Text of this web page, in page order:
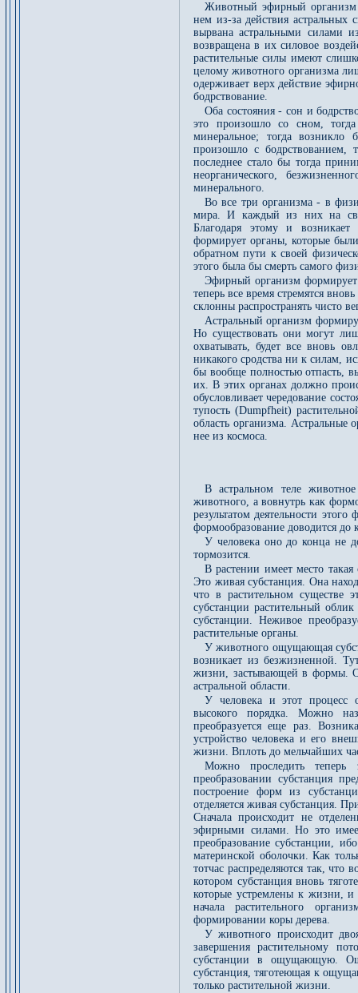
Животный эфирный
нем из-за действия астральных
вырвана астральными силами
возвращена в их силовое
растительные силы имеют
целому животного организма
одерживает верх действие
бодрствование.
Оба состояния - сон и
это произошло со сном,
минеральное; тогда возникло
произошло с бодрствованием,
последнее стало бы тогда
неорганического,
минерального.
Во все три организма - в
мира. И каждый из них на
Благодаря этому и возникает
формирует органы, которые
обратном пути к своей
этого была бы смерть самого
Эфирный организм формирует
теперь все время стремятся
склонны распространять чисто
Астральный организм
Но существовать они могут
охватывать, будет все вновь
никакого сродства ни к силам,
бы вообще полностью отпасть,
их. В этих органах должно
обусловливает чередование
тупость (Dumpfheit)
область организма.
нее из космоса.
В астральном теле
животного, а вовнутрь как
результатом деятельности
формообразование доводится до
У человека оно до конца не
тормозится.
В растении имеет место
Это живая субстанция. Она
что в растительном существе
субстанции растительный
субстанции. Неживое
растительные органы.
У животного ощущающая
возникает из безжизненной.
жизни, застывающей в формы.
астральной области.
У человека и этот процесс
высокого порядка. Можно
преобразуется еще раз.
устройство человека и его
жизни. Вплоть до мельчайших
Можно проследить теперь
преобразовании субстанция
построение форм из
отделяется живая субстанция.
Сначала происходит не
эфирными силами. Но это
преобразование субстанции,
материнской оболочки. Как
тотчас распределяются так, что
котором субстанция вновь
которые устремлены к жизни, и
начала растительного
формировании коры дерева.
У животного происходит
завершения растительному
субстанции в ощущающую.
субстанция, тяготеющая к
только растительной жизни.